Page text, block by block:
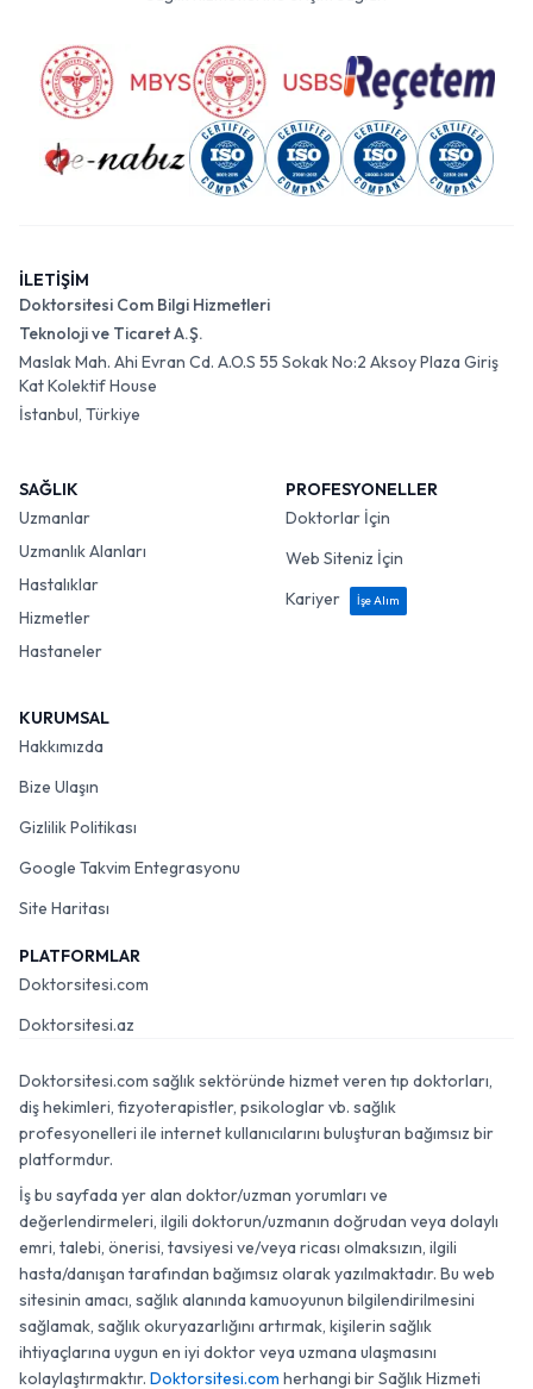
İLETİŞİM
Doktorsitesi Com Bilgi Hizmetleri
Teknoloji ve Ticaret A.Ş.
Maslak Mah. Ahi Evran Cd. A.O.S 55 Sokak No:2 Aksoy Plaza Giriş
Kat Kolektif House
İstanbul, Türkiye
SAĞLIK
Uzmanlar
Uzmanlık Alanları
Hastalıklar
Hizmetler
Hastaneler
PROFESYONELLER
Doktorlar İçin
Web Siteniz İçin
Kariyer
İşe Alım
KURUMSAL
Hakkımızda
Bize Ulaşın
Gizlilik Politikası
Google Takvim Entegrasyonu
Site Haritası
PLATFORMLAR
Doktorsitesi.com
Doktorsitesi.az
Doktorsitesi.com sağlık sektöründe hizmet veren tıp doktorları,
diş hekimleri, fizyoterapistler, psikologlar vb. sağlık
profesyonelleri ile internet kullanıcılarını buluşturan bağımsız bir
platformdur.
İş bu sayfada yer alan doktor/uzman yorumları ve
değerlendirmeleri, ilgili doktorun/uzmanın doğrudan veya dolaylı
emri, talebi, önerisi, tavsiyesi ve/veya ricası olmaksızın, ilgili
hasta/danışan tarafından bağımsız olarak yazılmaktadır. Bu web
sitesinin amacı, sağlık alanında kamuoyunun bilgilendirilmesini
sağlamak, sağlık okuryazarlığını artırmak, kişilerin sağlık
ihtiyaçlarına uygun en iyi doktor veya uzmana ulaşmasını
kolaylaştırmaktır. Doktorsitesi.com herhangi bir Sağlık Hizmeti